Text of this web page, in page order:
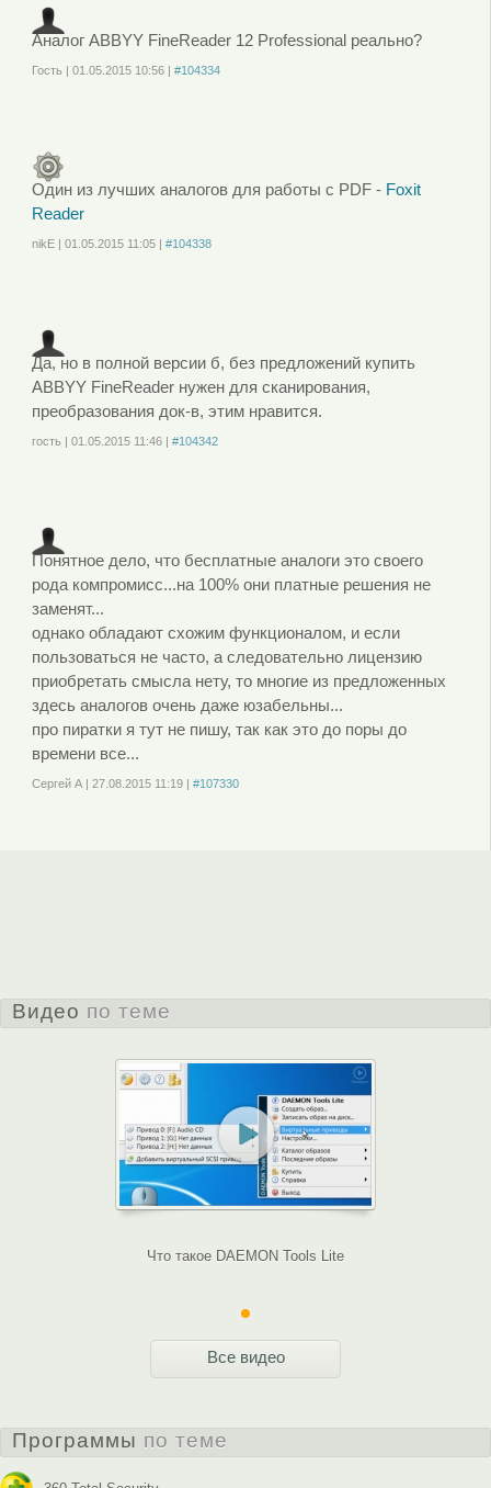
Аналог ABBYY FineReader 12 Professional реально?
Гость |01.05.2015 10:56 |#104334
Один из лучших аналогов для работы с PDF - Foxit
Reader
nikE |01.05.2015 11:05 |#104338
Да, но в полной версии б, без предложений купить
ABBYY FineReader нужен для сканирования,
преобразования док-в, этим нравится.
гость |01.05.2015 11:46 |#104342
Понятное дело, что бесплатные аналоги это своего
рода компромисс...на 100% они платные решения не
заменят...
однако обладают схожим функционалом, и если
пользоваться не часто, а следовательно лицензию
приобретать смысла нету, то многие из предложенных
здесь аналогов очень даже юзабельны...
про пиратки я тут не пишу, так как это до поры до
времени все...
Сергей А |27.08.2015 11:19 |#107330
Видео по теме
Что такое DAEMON Tools Lite
Все видео
Программы по теме